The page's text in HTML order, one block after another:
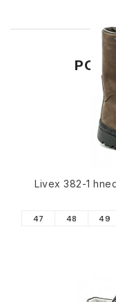
Livex 382-1
47 48 49